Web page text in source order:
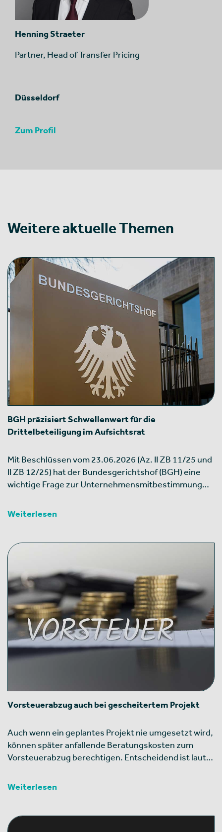
Henning Straeter
Partner, Head of Transfer Pricing
Düsseldorf
Zum Profil
Weitere aktuelle Themen
BGH präzisiert Schwellenwert für die
Drittelbeteiligung im Aufsichtsrat
Mit Beschlüssen vom 23.06.2026 (Az. II ZB 11/25 und
II ZB 12/25) hat der Bundesgerichtshof (BGH) eine
wichtige Frage zur Unternehmensmitbestimmung…
Weiterlesen
Vorsteuerabzug auch bei gescheitertem Projekt
Auch wenn ein geplantes Projekt nie umgesetzt wird,
können später anfallende Beratungskosten zum
Vorsteuerabzug berechtigen. Entscheidend ist laut…
Weiterlesen